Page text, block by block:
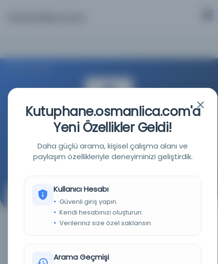
Kaynağa git
Menakibü’l-cevahir
Yahya b. Bahşi
Kutuphane.osmanlica.com'a
Yeni Özellikler Geldi!
Daha güçlü arama, kişisel çalışma alanı ve
paylaşım özellikleriyle deneyiminizi geliştirdik.
Kullanıcı Hesabı
Güvenli giriş yapın.
Kendi hesabınızı oluşturun.
Verileriniz size özel saklansın.
Arama Geçmişi